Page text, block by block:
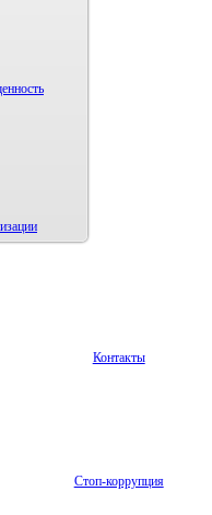
Контакты
Стоп-коррупция